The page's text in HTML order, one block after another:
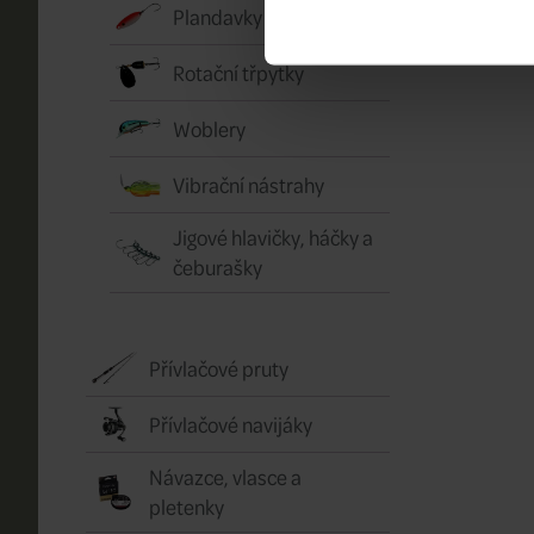
Plandavky
Rotační třpytky
Woblery
Vibrační nástrahy
Jigové hlavičky, háčky a
čeburašky
Přívlačové pruty
Přívlačové navijáky
Návazce, vlasce a
pletenky